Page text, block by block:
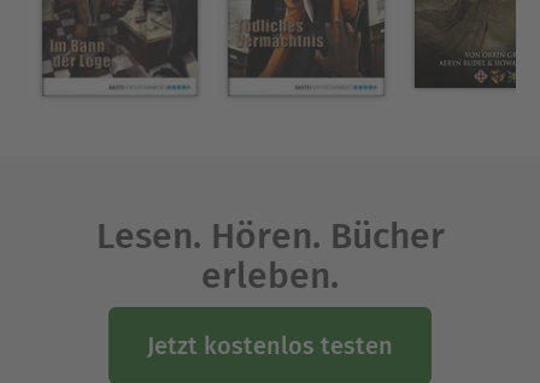
Lesen. Hören. Bücher
erleben.
Jetzt kostenlos testen